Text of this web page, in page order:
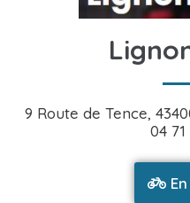
9 Route de Tence,
04 71